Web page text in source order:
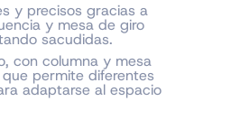
y precisos gracias a
y mesa de giro
sacudidas.
con columna y mesa
permite diferentes
adaptarse al espacio